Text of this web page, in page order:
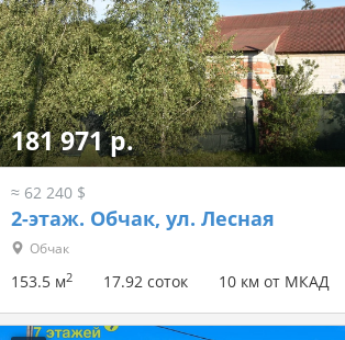
497 030 р.
≈ 170 000 $
2-этаж. Привольный, ул. Южная
Привольный
302.6 м2 15.11 соток 11 км от МКАД